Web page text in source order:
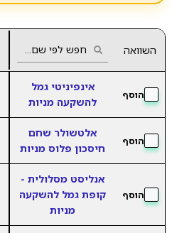
השוואה
הוסף
אינפיניטי גמל
להשקעה מניות
הוסף
אלטשולר שחם
חיסכון פלוס מניות
הוסף
אנליסט מסלולית -
קופת גמל להשקעה
מניות